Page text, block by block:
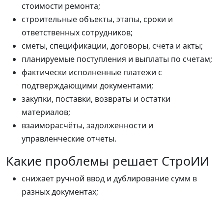
стоимости ремонта;
строительные объекты, этапы, сроки и
ответственных сотрудников;
сметы, спецификации, договоры, счета и акты;
планируемые поступления и выплаты по счетам;
фактически исполненные платежи с
подтверждающими документами;
закупки, поставки, возвраты и остатки
материалов;
взаиморасчёты, задолженности и
управленческие отчеты.
Какие проблемы решает СтроИИ
снижает ручной ввод и дублирование сумм в
разных документах;